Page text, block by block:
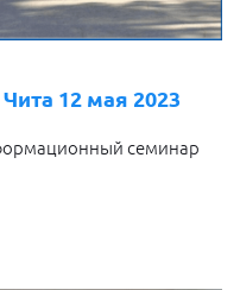
12 мая 2023
семинар